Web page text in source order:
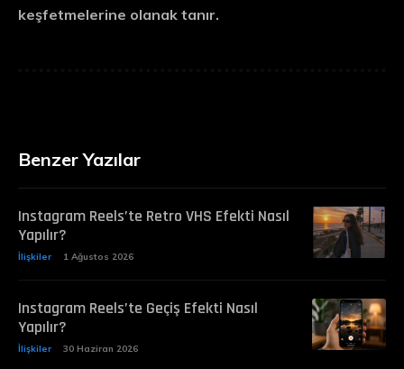
keşfetmelerine olanak tanır.
Benzer Yazılar
Instagram Reels’te Retro VHS Efekti Nasıl
Yapılır?
İlişkiler 1 Ağustos 2026
Instagram Reels’te Geçiş Efekti Nasıl
Yapılır?
İlişkiler 30 Haziran 2026